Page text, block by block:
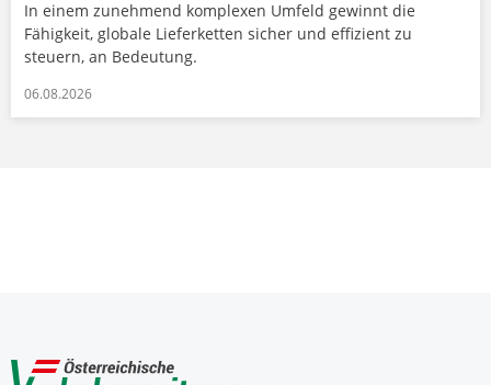
In einem zunehmend komplexen Umfeld gewinnt die
Fähigkeit, globale Lieferketten sicher und effizient zu
steuern, an Bedeutung.
06.08.2026